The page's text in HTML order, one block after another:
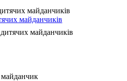
майданчиків
майданчиків